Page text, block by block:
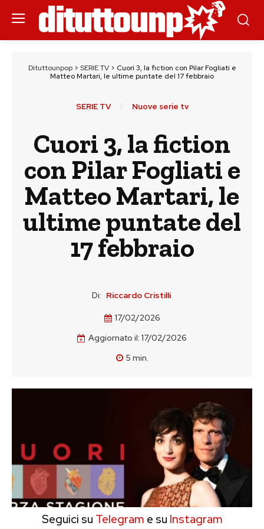
Dituttounpop> SERIE TV> Cuori 3, la fiction con Pilar Fogliati e
Matteo Martari, le ultime puntate del 17 febbraio
SERIE TV Nuove serie tv
Cuori 3, la fiction
con Pilar Fogliati e
Matteo Martari, le
ultime puntate del
17 febbraio
Di: Riccardo Cristilli
17/02/2026
Aggiornato il: 17/02/2026
5 min.
Seguici su Telegram e su Instagram